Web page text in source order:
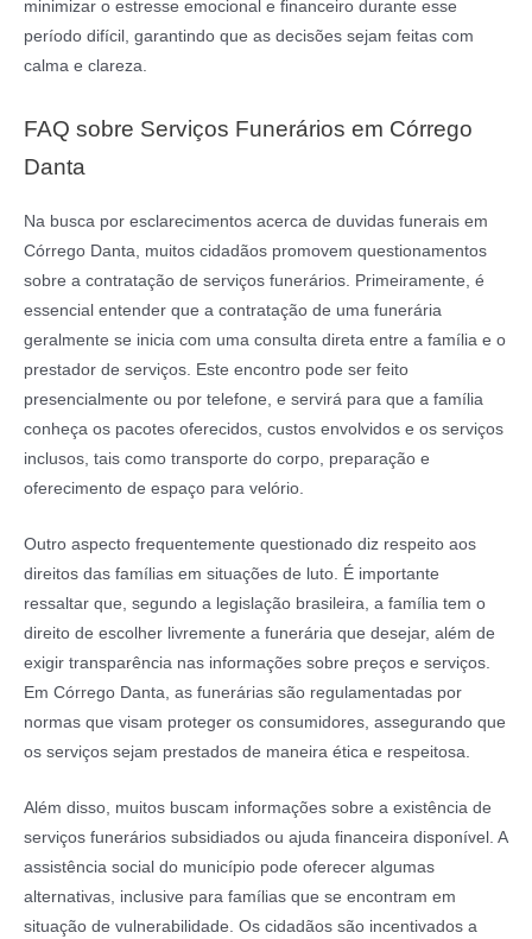
minimizar o estresse emocional e financeiro durante esse
período difícil, garantindo que as decisões sejam feitas com
calma e clareza.
FAQ sobre Serviços Funerários em Córrego
Danta
Na busca por esclarecimentos acerca de duvidas funerais em
Córrego Danta, muitos cidadãos promovem questionamentos
sobre a contratação de serviços funerários. Primeiramente, é
essencial entender que a contratação de uma funerária
geralmente se inicia com uma consulta direta entre a família e o
prestador de serviços. Este encontro pode ser feito
presencialmente ou por telefone, e servirá para que a família
conheça os pacotes oferecidos, custos envolvidos e os serviços
inclusos, tais como transporte do corpo, preparação e
oferecimento de espaço para velório.
Outro aspecto frequentemente questionado diz respeito aos
direitos das famílias em situações de luto. É importante
ressaltar que, segundo a legislação brasileira, a família tem o
direito de escolher livremente a funerária que desejar, além de
exigir transparência nas informações sobre preços e serviços.
Em Córrego Danta, as funerárias são regulamentadas por
normas que visam proteger os consumidores, assegurando que
os serviços sejam prestados de maneira ética e respeitosa.
Além disso, muitos buscam informações sobre a existência de
serviços funerários subsidiados ou ajuda financeira disponível. A
assistência social do município pode oferecer algumas
alternativas, inclusive para famílias que se encontram em
situação de vulnerabilidade. Os cidadãos são incentivados a